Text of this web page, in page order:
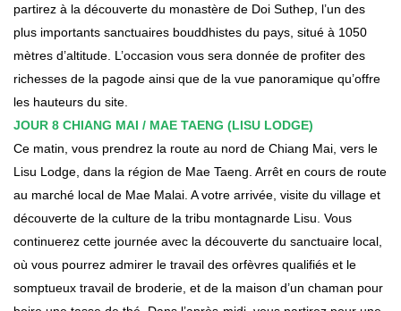
partirez à la découverte du monastère de Doi Suthep, l’un des
plus importants sanctuaires bouddhistes du pays, situé à 1050
mètres d’altitude. L’occasion vous sera donnée de profiter des
richesses de la pagode ainsi que de la vue panoramique qu’offre
les hauteurs du site.
JOUR 8 CHIANG MAI / MAE TAENG (LISU LODGE)
Ce matin, vous prendrez la route au nord de Chiang Mai, vers le
Lisu Lodge, dans la région de Mae Taeng. Arrêt en cours de route
au marché local de Mae Malai. A votre arrivée, visite du village et
découverte de la culture de la tribu montagnarde Lisu. Vous
continuerez cette journée avec la découverte du sanctuaire local,
où vous pourrez admirer le travail des orfèvres qualifiés et le
somptueux travail de broderie, et de la maison d’un chaman pour